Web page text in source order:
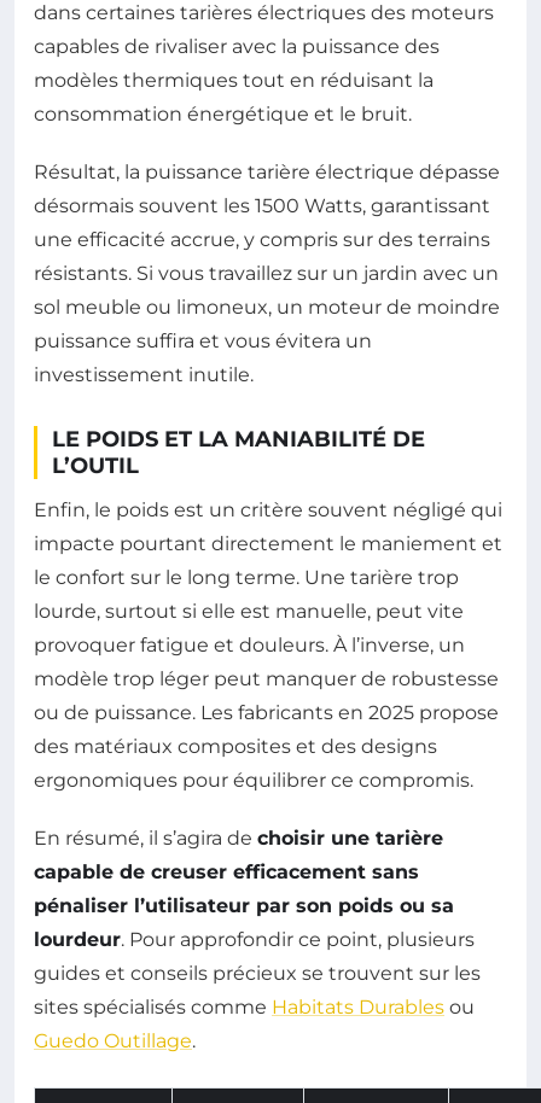
dans certaines tarières électriques des moteurs
capables de rivaliser avec la puissance des
modèles thermiques tout en réduisant la
consommation énergétique et le bruit.
Résultat, la puissance tarière électrique dépasse
désormais souvent les 1500 Watts, garantissant
une efficacité accrue, y compris sur des terrains
résistants. Si vous travaillez sur un jardin avec un
sol meuble ou limoneux, un moteur de moindre
puissance suffira et vous évitera un
investissement inutile.
LE POIDS ET LA MANIABILITÉ DE
L’OUTIL
Enfin, le poids est un critère souvent négligé qui
impacte pourtant directement le maniement et
le confort sur le long terme. Une tarière trop
lourde, surtout si elle est manuelle, peut vite
provoquer fatigue et douleurs. À l’inverse, un
modèle trop léger peut manquer de robustesse
ou de puissance. Les fabricants en 2025 propose
des matériaux composites et des designs
ergonomiques pour équilibrer ce compromis.
En résumé, il s’agira de choisir une tarière
capable de creuser efficacement sans
pénaliser l’utilisateur par son poids ou sa
lourdeur. Pour approfondir ce point, plusieurs
guides et conseils précieux se trouvent sur les
sites spécialisés comme Habitats Durables ou
Guedo Outillage.